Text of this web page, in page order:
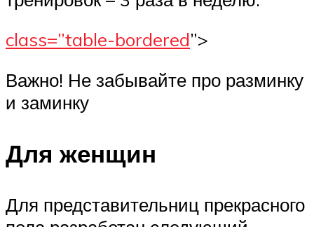
class=”table-bordered”>
Важно! Не забывайте про разминку
и заминку
Для женщин
Для представительниц прекрасного